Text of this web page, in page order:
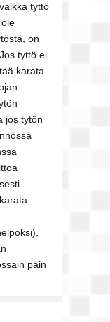
tyttö
on
tyttö ei
karata
jos tytön
päin